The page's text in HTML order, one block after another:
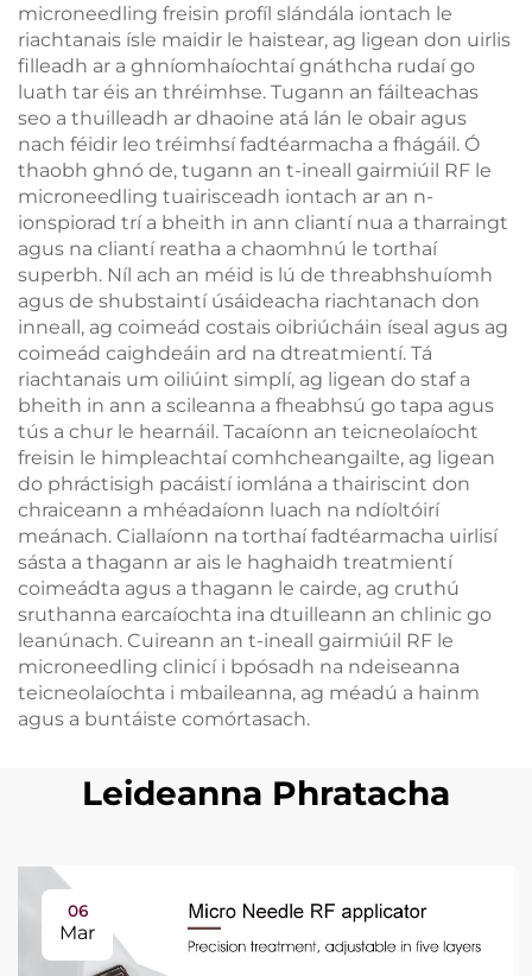
microneedling freisin profíl slándála iontach le
riachtanais ísle maidir le haistear, ag ligean don uirlis
filleadh ar a ghníomhaíochtaí gnáthcha rudaí go
luath tar éis an thréimhse. Tugann an fáilteachas
seo a thuilleadh ar dhaoine atá lán le obair agus
nach féidir leo tréimhsí fadtéarmacha a fhágáil. Ó
thaobh ghnó de, tugann an t-ineall gairmiúil RF le
microneedling tuairisceadh iontach ar an n-
ionspiorad trí a bheith in ann cliantí nua a tharraingt
agus na cliantí reatha a chaomhnú le torthaí
superbh. Níl ach an méid is lú de threabhshuíomh
agus de shubstaintí úsáideacha riachtanach don
inneall, ag coimeád costais oibriúcháin íseal agus ag
coimeád caighdeáin ard na dtreatmientí. Tá
riachtanais um oiliúint simplí, ag ligean do staf a
bheith in ann a scileanna a fheabhsú go tapa agus
tús a chur le hearnáil. Tacaíonn an teicneolaíocht
freisin le himpleachtaí comhcheangailte, ag ligean
do phráctisigh pacáistí iomlána a thairiscint don
chraiceann a mhéadaíonn luach na ndíoltóirí
meánach. Ciallaíonn na torthaí fadtéarmacha uirlisí
sásta a thagann ar ais le haghaidh treatmientí
coimeádta agus a thagann le cairde, ag cruthú
sruthanna earcaíochta ina dtuilleann an chlinic go
leanúnach. Cuireann an t-ineall gairmiúil RF le
microneedling clinicí i bpósadh na ndeiseanna
teicneolaíochta i mbaileanna, ag méadú a hainm
agus a buntáiste comórtasach.
Leideanna Phratacha
06
Mar